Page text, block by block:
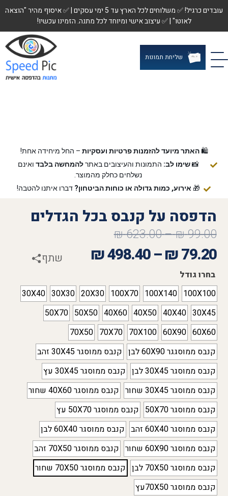
עובדים כרגיל! ✅ משלוחים לכל הארץ עד 5 ימי עסקים | ✅ איסוף מהיר "הוצאה
לאוטו" | ✅ עיצוב אישי ומיוחד לכל מתנה. הזמינו עכשיו!
שליחת תמונות
🛍️האתר מיועד להזמנות פרטיות ועסקיות – החל מיחידה אחת!
📸שימו לב: התמונות והעיצובים באתרלהמחשה בלבד ואינם
נשלחים כחלק מהמוצר.
🎁 אירוע, כמות גדולה או כוחות הביטחון? דברו איתנו להטבה!
הדפסה על קנבס בכל הגדלים
99.00
₪
–
623.00
₪
79.20
₪
–
498.40
₪ שתף
בחרו גודל
100X100
100X140
100X70
20X30
30X30
30X40
30X45
40X40
40X50
40X60
50X50
50X70
60X60
60X90
70X100
70X70
70X50
קנבס ממוסגגר 60X90 לבן
קנבס ממוסגר 30X45 זהב
קנבס ממוסגר 30X45 לבן
קנבס ממוסגר 30X45 עץ
קנבס ממוסגר 30X45 שחור
קנבס ממוסגר 40X60 שחור
קנבס ממוסגר 50X70
קנבס ממוסגר 50X70 עץ
קנבס ממוסגר 60X40 זהב
קנבס ממוסגר 60X40 לבן
קנבס ממוסגר 60X90 שחור
קנבס ממוסגר 70X50 זהב
קנבס ממוסגר 70X50 לבן
קנבס ממוסגר 70X50 שחור
קנבס ממוסגר 70X50עץ